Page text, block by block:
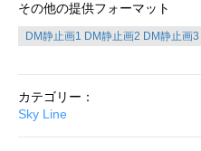
その他の提供フォーマット
DM静止画1 DM静止画2 DM静止画3
カテゴリー：
Sky Line